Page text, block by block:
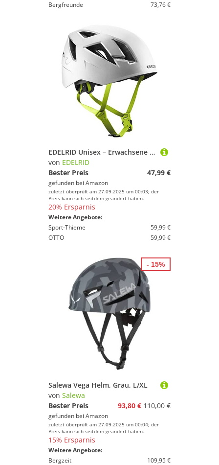
Bergfreunde
73,76 €
EDELRID Unisex – Erwachsene Zodiac II Kletterhelm, Snow, 55-61 cm
von EDELRID
Bester Preis
47,99 €
gefunden bei Amazon
zuletzt überprüft am 27.09.2025 um 00:03; der
Preis kann sich seitdem geändert haben.
20% Ersparnis
Weitere Angebote:
Sport-Thieme
59,99 €
OTTO
59,99 €
Salewa Vega Helm, Grau, L/XL
von Salewa
Bester Preis
93,80 € 110,00 €
gefunden bei Amazon
zuletzt überprüft am 27.09.2025 um 00:04; der
Preis kann sich seitdem geändert haben.
15% Ersparnis
Weitere Angebote:
Bergzeit
109,95 €
- 15%